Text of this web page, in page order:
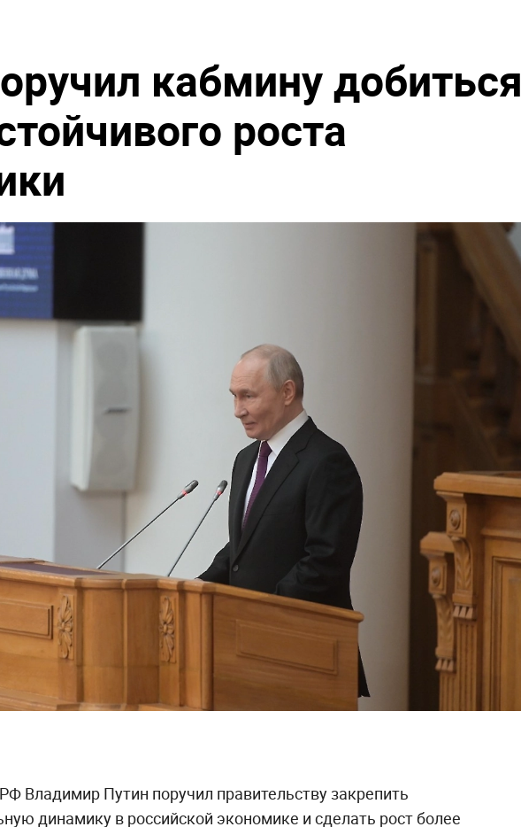
кабмину добиться
роста
Владимир Путин поручил правительству закрепить
динамику в российской экономике и сделать рост более